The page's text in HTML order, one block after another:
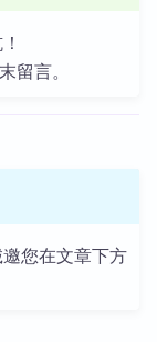
留言。
您在文章下方